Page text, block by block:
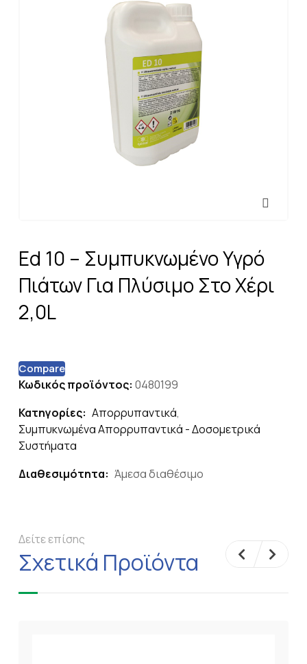
Ed 10 – Συμπυκνωμένο Υγρό
Πιάτων Για Πλύσιμο Στο Χέρι
2,0L
Compare
Κωδικός προϊόντος: 0480199
Κατηγορίες: Απορρυπαντικά,
Συμπυκνωμένα Απορρυπαντικά - Δοσομετρικά
Συστήματα
Διαθεσιμότητα: Άμεσα διαθέσιμο
Δείτε επίσης
Σχετικά Προϊόντα